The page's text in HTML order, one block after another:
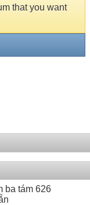
that you want
ba tám 626